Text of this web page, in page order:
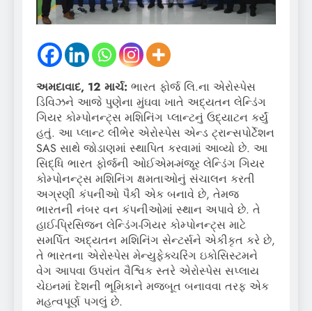
અમદાવાદ, 12 માર્ચ: ભારત ફોર્જ લિ.ના એરોસ્પેસ
ડિવિઝને આજે પુણેના મુંઘવા ખાતે અદ્યતન લેન્ડિંગ
ગિયર કોમ્પોનન્ટ્સ મશિનિંગ પ્લાન્ટનું ઉદ્યાટન કર્યું
હતું. આ પ્લાન્ટ લીભેર એરોસ્પેસ એન્ડ ટ્રાન્સપોર્ટેશન
SAS સાથે જોડાણમાં સ્થાપિત કરવામાં આવ્યો છે. આ
સિદ્ધિ ભારત ફોર્જની ઓઈએમ-મંજૂર લેન્ડિંગ ગિયર
કોમ્પોનન્ટ્સ મશિનિંગ ક્ષમતાઓનું સંચાલન કરતી
અગ્રણી કંપનીઓ પૈકી એક બનાવે છે, તેમજ
ભારતની નંબર વન કંપનીઓમાં સ્થાન અપાવે છે. તે
હાઈ-પ્રિસિજન લેન્ડિંગ-ગિયર કોમ્પોનન્ટ્સ માટે
સમર્પિત અદ્યતન મશિનિંગ સેન્ટર્સને એકીકૃત કરે છે,
તે ભારતના એરોસ્પેસ મેન્યુફેક્ચરિંગ ઇકોસિસ્ટમને
વેગ આપવા ઉપરાંત વૈશ્વિક સ્તરે એરોસ્પેસ સપ્લાય
ચેઇનમાં દેશની ભૂમિકાને મજબૂત બનાવવા તરફ એક
મહત્વપૂર્ણ પગલું છે.